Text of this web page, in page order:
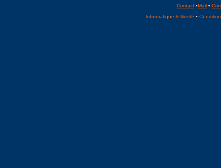
Contact •Mail •
Informatique & liberté •